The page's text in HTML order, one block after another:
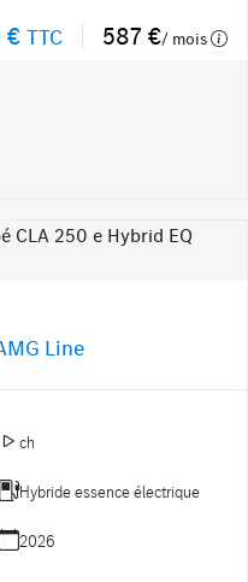
€ TTC 587 €/ mois
Line
ch
Hybride essence électrique
2026